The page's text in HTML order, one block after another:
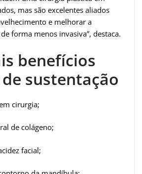
mas são excelentes aliados
e melhorar a
forma menos invasiva”, destaca.
benefícios
sustentação
cirurgia;
de colágeno;
facial;